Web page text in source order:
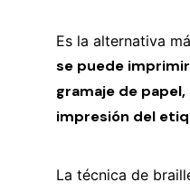
Es la alternativa
se puede
gramaje de
impresión del
La técnica de